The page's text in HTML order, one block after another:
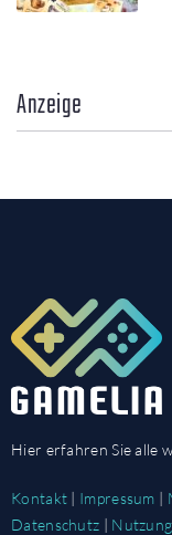
Anzeige
Hier erfahren Sie alle
Kontakt | Impressum |
Datenschutz |